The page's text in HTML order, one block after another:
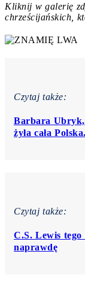
Kliknij w galerię
chrześcijańskich,
Czytaj także:
Barbara
żyła cała
Czytaj także:
C.S. Lewis
naprawdę